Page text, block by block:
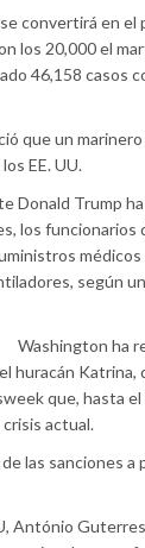
convertirá en
los 20,000 el
46,158 casos
que un
EE. UU.
Donald Trump
los
según
Washington ha
huracán
que, hasta
actual.
las sanciones
António